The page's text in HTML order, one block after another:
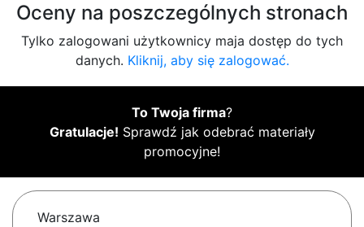
Oceny na poszczególnych stronach
Tylko zalogowani użytkownicy maja dostęp do tych
danych. Kliknij, aby się zalogować.
To Twoja firma?
Gratulacje! Sprawdź jak odebrać materiały
promocyjne!
Warszawa